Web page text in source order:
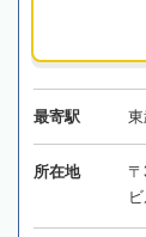
最寄駅
所在地